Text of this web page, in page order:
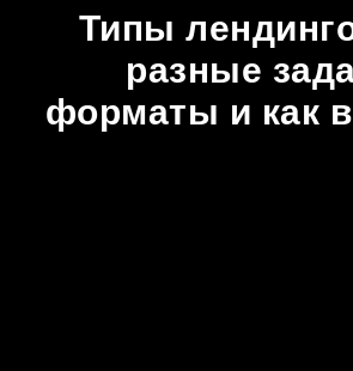
Типы
разные
форматы и как